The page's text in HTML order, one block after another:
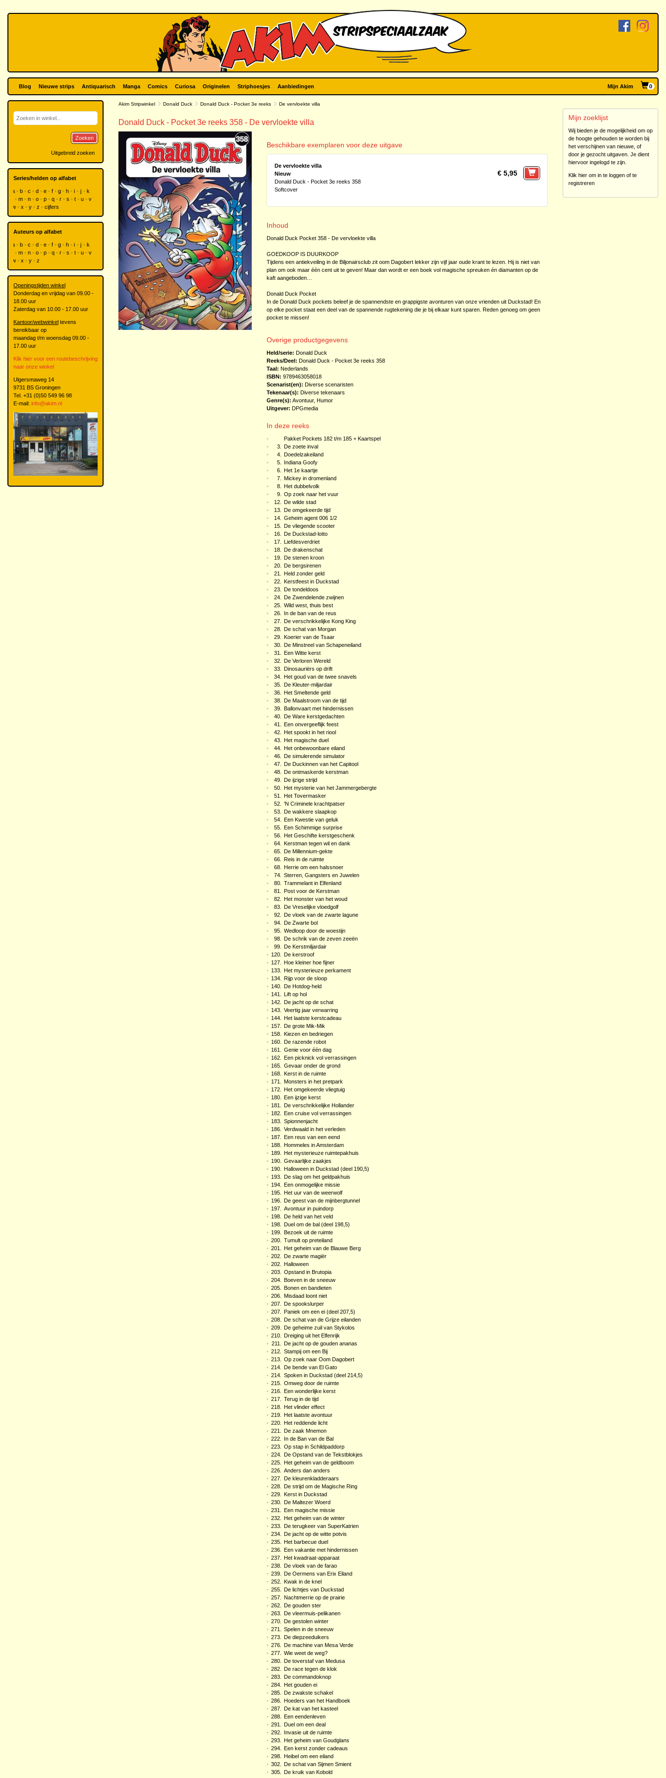
Blog Nieuwe strips Antiquarisch Manga Comics Curiosa Originelen Striphoesjes Aanbiedingen Mijn Akim 0
Akim Stripwinkel Donald Duck Donald Duck - Pocket 3e reeks De vervloekte villa
Donald Duck - Pocket 3e reeks 358 - De vervloekte villa
Beschikbare exemplaren voor deze uitgave
De vervloekte villa
Nieuw
Donald Duck - Pocket 3e reeks 358
Softcover
€ 5,95
Inhoud
Donald Duck Pocket 358 - De vervloekte villa
GOEDKOOP IS DUURKOOP
Tijdens een antiekveiling in de Biljonairsclub zit oom Dagobert lekker zijn vijf jaar oude krant te lezen. Hij is niet van
plan om ook maar één cent uit te geven! Maar dan wordt er een boek vol magische spreuken én diamanten op de
kaft aangeboden…
Donald Duck Pocket
In de Donald Duck pockets beleef je de spannendste en grappigste avonturen van onze vrienden uit Duckstad! En
op elke pocket staat een deel van de spannende rugtekening die je bij elkaar kunt sparen. Reden genoeg om geen
pocket te missen!
Overige productgegevens
Held/serie: Donald Duck
Reeks/Deel: Donald Duck - Pocket 3e reeks 358
Taal: Nederlands
ISBN: 9789463058018
Scenarist(en): Diverse scenaristen
Tekenaar(s): Diverse tekenaars
Genre(s): Avontuur, Humor
Uitgever: DPGmedia
In deze reeks
•
Pakket Pockets 182 t/m 185 + Kaartspel
•
3.
De zoete inval
•
4.
Doedelzakeiland
•
5.
Indiana Goofy
•
6.
Het 1e kaartje
•
7.
Mickey in dromenland
•
8.
Het dubbelvolk
•
9.
Op zoek naar het vuur
•
12.
De wilde stad
•
13.
De omgekeerde tijd
•
14.
Geheim agent 006 1/2
•
15.
De vliegende scooter
•
16.
De Duckstad-lotto
•
17.
Liefdesverdriet
•
18.
De drakenschat
•
19.
De stenen kroon
•
20.
De bergsirenen
•
21.
Held zonder geld
•
22.
Kerstfeest in Duckstad
•
23.
De tondeldoos
•
24.
De Zwendelende zwijnen
•
25.
Wild west, thuis best
•
26.
In de ban van de reus
•
27.
De verschrikkelijke Kong King
•
28.
De schat van Morgan
•
29.
Koerier van de Tsaar
•
30.
De Minstreel van Schapeneiland
•
31.
Een Witte kerst
•
32.
De Verloren Wereld
•
33.
Dinosauriërs op drift
•
34.
Het goud van de twee snavels
•
35.
De Kleuter-miljardair
•
36.
Het Smeltende geld
•
38.
De Maalstroom van de tijd
•
39.
Ballonvaart met hindernissen
•
40.
De Ware kerstgedachten
•
41.
Een onvergeeflijk feest
•
42.
Het spookt in het riool
•
43.
Het magische duel
•
44.
Het onbewoonbare eiland
•
46.
De simulerende simulator
•
47.
De Duckinnen van het Capitool
•
48.
De ontmaskerde kerstman
•
49.
De ijzige strijd
•
50.
Het mysterie van het Jammergebergte
•
51.
Het Tovermasker
•
52.
'N Criminele krachtpatser
•
53.
De wakkere slaapkop
•
54.
Een Kwestie van geluk
•
55.
Een Schimmige surprise
•
56.
Het Geschifte kerstgeschenk
•
64.
Kerstman tegen wil en dank
•
65.
De Millennium-gekte
•
66.
Reis in de ruimte
•
68.
Herrie om een halssnoer
•
74.
Sterren, Gangsters en Juwelen
•
80.
Trammelant in Elfenland
•
81.
Post voor de Kerstman
•
82.
Het monster van het woud
•
83.
De Vreselijke vloedgolf
•
92.
De vloek van de zwarte lagune
•
94.
De Zwarte bol
•
95.
Wedloop door de woestijn
•
98.
De schrik van de zeven zeeën
•
99.
De Kerstmiljardair
• 120.
De kerstroof
• 127.
Hoe kleiner hoe fijner
• 133.
Het mysterieuze perkament
• 134.
Rijp voor de sloop
• 140.
De Hotdog-held
• 141.
Lift op hol
• 142.
De jacht op de schat
• 143.
Veertig jaar verwarring
• 144.
Het laatste kerstcadeau
• 157.
De grote Mik-Mik
• 158.
Kiezen en bedriegen
• 160.
De razende robot
• 161.
Genie voor één dag
• 162.
Een picknick vol verrassingen
• 165.
Gevaar onder de grond
• 168.
Kerst in de ruimte
• 171.
Monsters in het pretpark
• 172.
Het omgekeerde vliegtuig
• 180.
Een ijzige kerst
• 181.
De verschrikkelijke Hollander
• 182.
Een cruise vol verrassingen
• 183.
Spionnenjacht
• 186.
Verdwaald in het verleden
• 187.
Een reus van een eend
• 188.
Hommeles in Amsterdam
• 189.
Het mysterieuze ruimtepakhuis
• 190.
Gevaarlijke zaakjes
• 190.
Halloween in Duckstad (deel 190,5)
• 193.
De slag om het geldpakhuis
• 194.
Een onmogelijke missie
• 195.
Het uur van de weerwolf
• 196.
De geest van de mijnbergtunnel
• 197.
Avontuur in puindorp
• 198.
De held van het veld
• 198.
Duel om de bal (deel 198,5)
• 199.
Bezoek uit de ruimte
• 200.
Tumult op preteiland
• 201.
Het geheim van de Blauwe Berg
• 202.
De zwarte magiër
• 202.
Halloween
• 203.
Opstand in Brutopia
• 204.
Boeven in de sneeuw
• 205.
Bonen en bandieten
• 206.
Misdaad loont niet
• 207.
De spookslurper
• 207.
Paniek om een ei (deel 207,5)
• 208.
De schat van de Grijze eilanden
• 209.
De geheime zuil van Stykolos
• 210.
Dreiging uit het Elfenrijk
• 211.
De jacht op de gouden ananas
• 212.
Stampij om een Bij
• 213.
Op zoek naar Oom Dagobert
• 214.
De bende van El Gato
• 214.
Spoken in Duckstad (deel 214,5)
• 215.
Omweg door de ruimte
• 216.
Een wonderlijke kerst
• 217.
Terug in de tijd
• 218.
Het vlinder effect
• 219.
Het laatste avontuur
• 220.
Het reddende licht
• 221.
De zaak Mnemon
• 222.
In de Ban van de Bal
• 223.
Op stap in Schildpaddorp
• 224.
De Opstand van de Tekstblokjes
• 225.
Het geheim van de geldboom
• 226.
Anders dan anders
• 227.
De kleurenkladderaars
• 228.
De strijd om de Magische Ring
• 229.
Kerst in Duckstad
• 230.
De Maltezer Woerd
• 231.
Een magische missie
• 232.
Het geheim van de winter
• 233.
De terugkeer van SuperKatrien
• 234.
De jacht op de witte potvis
• 235.
Het barbecue duel
• 236.
Een vakantie met hindernissen
• 237.
Het kwadraat-apparaat
• 238.
De vloek van de farao
• 239.
De Oermens van Erix Eiland
• 252.
Kwak in de knel
• 255.
De lichtjes van Duckstad
• 257.
Nachtmerrie op de prairie
• 262.
De gouden ster
• 263.
De vleermuis-pelikanen
• 270.
De gestolen winter
• 271.
Spelen in de sneeuw
• 273.
De diepzeeduikers
• 276.
De machine van Mesa Verde
• 277.
Wie weet de weg?
• 280.
De toverstaf van Medusa
• 282.
De race tegen de klok
• 283.
De commandoknop
• 284.
Het gouden ei
• 285.
De zwakste schakel
• 286.
Hoeders van het Handboek
• 287.
De kat van het kasteel
• 288.
Een eendenleven
• 291.
Duel om een deal
• 292.
Invasie uit de ruimte
• 293.
Het geheim van Goudglans
• 294.
Een kerst zonder cadeaus
• 298.
Heibel om een eiland
• 302.
De schat van Sijmen Smient
• 305.
De kruik van Kobold
Mijn zoeklijst
Wij bieden je de mogelijkheid om op
de hoogte gehouden te worden bij
het verschijnen van nieuwe, of
door je gezocht uitgaven. Je dient
hiervoor ingelogd te zijn.
Klik hier om in te loggen of te
registreren
Zoeken
Uitgebreid zoeken
Series/helden op alfabet
a b c d e f g h i j
k
m n o p q r s t u
v
w
x y z cijfers
Auteurs op alfabet
a b c d e f g h i j
k
m n o p q r s t u
v
w
x y z
Openingstijden winkel
Donderdag en vrijdag van 09.00 -
18.00 uur
Zaterdag van 10.00 - 17.00 uur
Kantoor/webwinkel tevens
bereikbaar op
maandag t/m woensdag 09.00 -
17.00 uur
Klik hier voor een routebeschrijving
naar onze winkel
Ulgersmaweg 14
9731 BS Groningen
Tel. +31 (0)50 549 96 98
E-mail: info@akim.nl